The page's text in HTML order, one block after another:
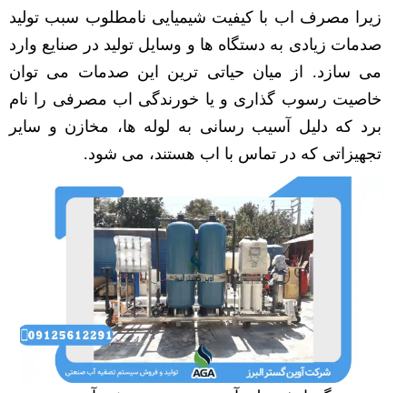
زیرا مصرف اب با کیفیت شیمیایی نامطلوب سبب تولید
صدمات زیادی به دستگاه ها و وسایل تولید در صنایع وارد
می سازد. از میان حیاتی ترین این صدمات می توان
خاصیت رسوب گذاری و یا خورندگی اب مصرفی را نام
برد که دلیل آسیب رسانی به لوله ها، مخازن و سایر
تجهیزاتی که در تماس با اب هستند، می شود.